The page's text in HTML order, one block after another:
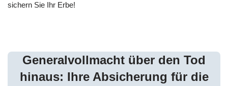
sichern Sie Ihr Erbe!
Generalvollmacht über den Tod
hinaus: Ihre Absicherung für die